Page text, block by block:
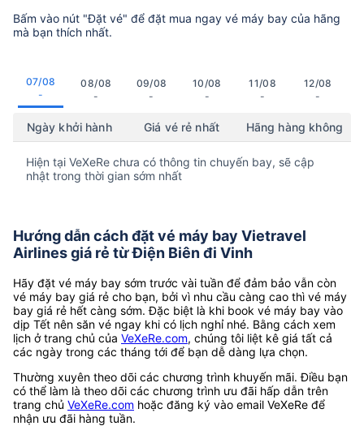
Bấm vào nút "Đặt vé" để đặt mua ngay vé máy bay của hãng
mà bạn thích nhất.
07/08
-
08/08
-
09/08
-
10/08
-
11/08
-
12/08
-
Ngày khởi hành Giá vé rẻ nhất Hãng hàng không
Hiện tại VeXeRe chưa có thông tin chuyến bay, sẽ cập
nhật trong thời gian sớm nhất
Hướng dẫn cách đặt vé máy bay Vietravel
Airlines giá rẻ từ Điện Biên đi Vinh
Hãy đặt vé máy bay sớm trước vài tuần để đảm bảo vẫn còn
vé máy bay giá rẻ cho bạn, bởi vì nhu cầu càng cao thì vé máy
bay giá rẻ hết càng sớm. Đặc biệt là khi book vé máy bay vào
dịp Tết nên săn vé ngay khi có lịch nghỉ nhé. Bằng cách xem
lịch ở trang chủ của VeXeRe.com, chúng tôi liệt kê giá tất cả
các ngày trong các tháng tới để bạn dễ dàng lựa chọn.
Thường xuyên theo dõi các chương trình khuyến mãi. Điều bạn
có thể làm là theo dõi các chương trình ưu đãi hấp dẫn trên
trang chủ VeXeRe.com hoặc đăng ký vào email VeXeRe để
nhận ưu đãi hàng tuần.